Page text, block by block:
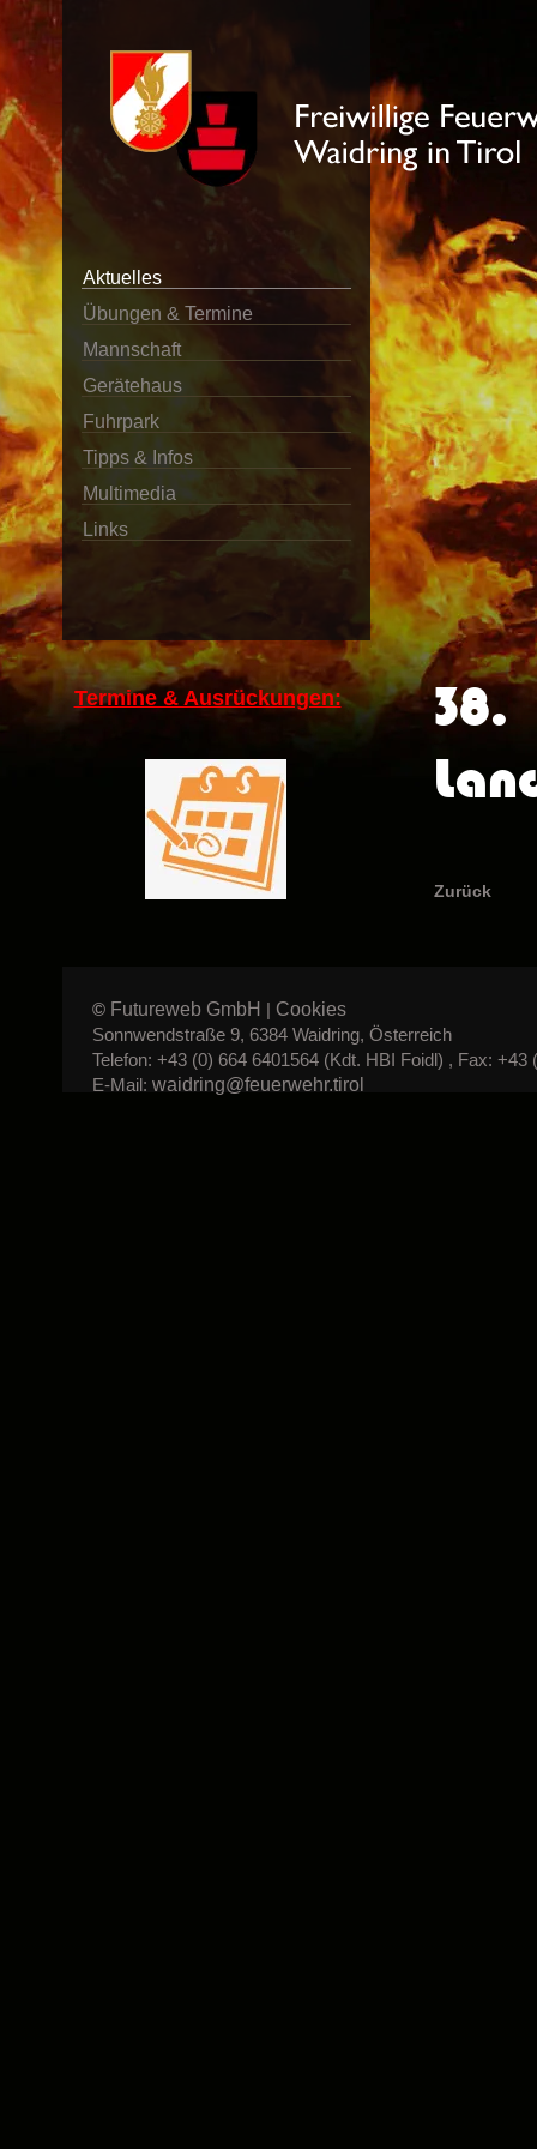
Aktuelles
Übungen & Termine
Mannschaft
Gerätehaus
Fuhrpark
Tipps & Infos
Multimedia
Links
Termine & Ausrückungen:
38.
Zurück
© Futureweb GmbH | Cookies
Sonnwendstraße 9, 6384 Waidring, Österreich
Telefon: +43 (0) 664 6401564 (Kdt. HBI Foidl) , Fax: +43
E-Mail: waidring@feuerwehr.tirol